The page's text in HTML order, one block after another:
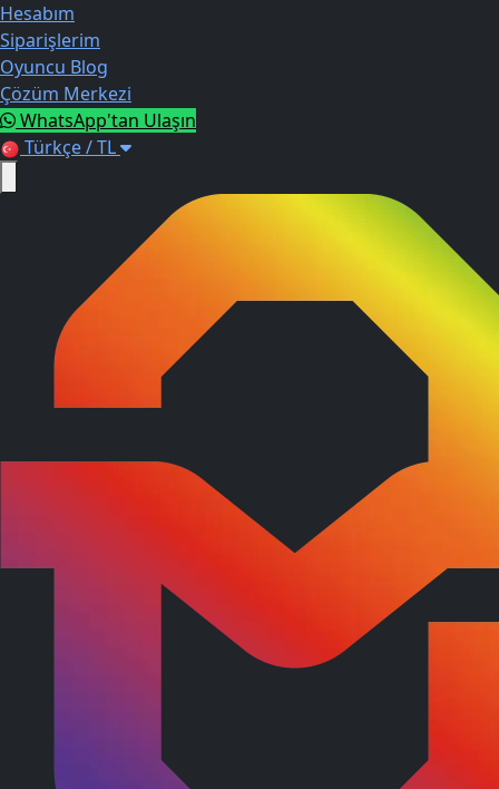
Hesabım
Siparişlerim
Oyuncu Blog
Çözüm Merkezi
WhatsApp'tan Ulaşın
Türkçe / TL